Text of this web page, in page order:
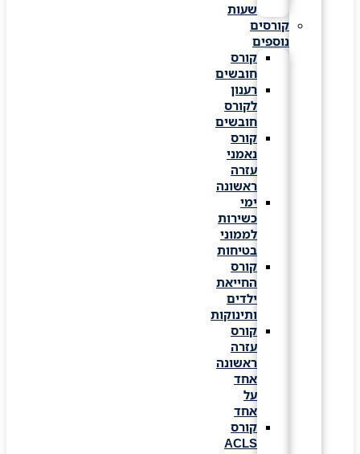
שעות
קורסים
נוספים
קורס
חובשים
רענון
לקורס
חובשים
קורס
נאמני
עזרה
ראשונה
ימי
כשירות
לממוני
בטיחות
קורס
החייאת
ילדים
ותינוקות
קורס
עזרה
ראשונה
קורס
ACLS